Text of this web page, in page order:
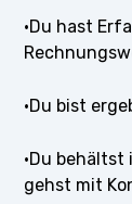
·Du hast
·Du bist
·Du
gehst mit